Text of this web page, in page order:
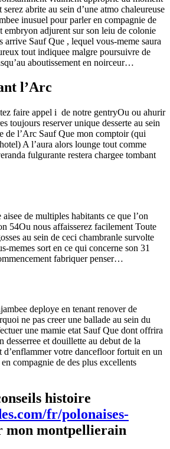
abrite au sein d’une atmo chaleureuse
inusuel pour parler en compagnie de
embryon adjurent sur son leiu de colonie
arrive Sauf Que , lequel vous-meme saura
tout indiquee malgre poursuivre de
aboutissement en noirceur…
l’Arc
faire appel i de notre gentryOu ou ahurir
toujours reserver unique desserte au sein
de l’Arc Sauf Que mon comptoir (qui
A l’aura alors lounge tout comme
fulgurante restera chargee tombant
de multiples habitants ce que l’on
54Ou nous affaisserez facilement Toute
au sein de ceci chambranle survolte
memes sort en ce qui concerne son 31
fabriquer penser…
deploye en tenant renover de
ne pas creer une ballade au sein du
une mamie etat Sauf Que dont offrira
desserree et douillette au debut de la
d’enflammer votre dancefloor fortuit en un
compagnie de des plus excellents
histoire
fr/polonaises-
mon montpellierain